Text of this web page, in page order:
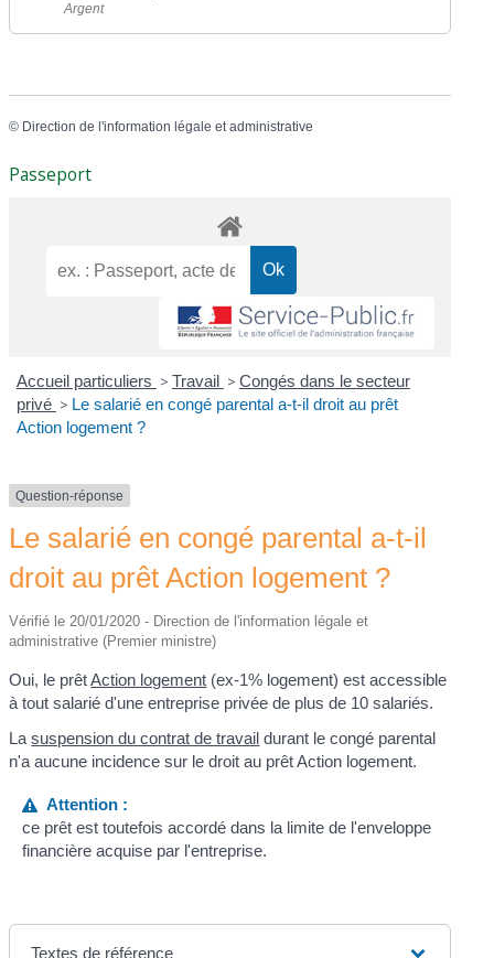
Argent
© Direction de l'information légale et administrative
Passeport
Accueil particuliers > Travail > Congés dans le secteur
privé > Le salarié en congé parental a-t-il droit au prêt
Action logement ?
Question-réponse
Le salarié en congé parental a-t-il
droit au prêt Action logement ?
Vérifié le 20/01/2020 - Direction de l'information légale et
administrative (Premier ministre)
Oui, le prêtAction logement (ex-1% logement) est accessible
à tout salarié d'une entreprise privée de plus de 10 salariés.
Lasuspension du contrat de travail durant le congé parental
n'a aucune incidence sur le droit au prêt Action logement.
Attention :
ce prêt est toutefois accordé dans la limite de l'enveloppe
financière acquise par l'entreprise.
Textes de référence